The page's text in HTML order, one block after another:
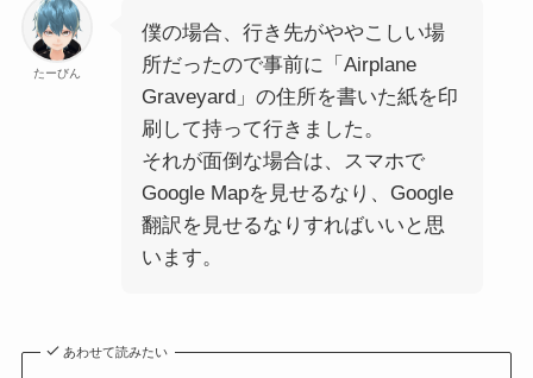
たーびん
僕の場合、行き先がややこしい場
所だったので事前に「Airplane
Graveyard」の住所を書いた紙を印
刷して持って行きました。
それが面倒な場合は、スマホで
Google Mapを見せるなり、Google
翻訳を見せるなりすればいいと思
います。
あわせて読みたい